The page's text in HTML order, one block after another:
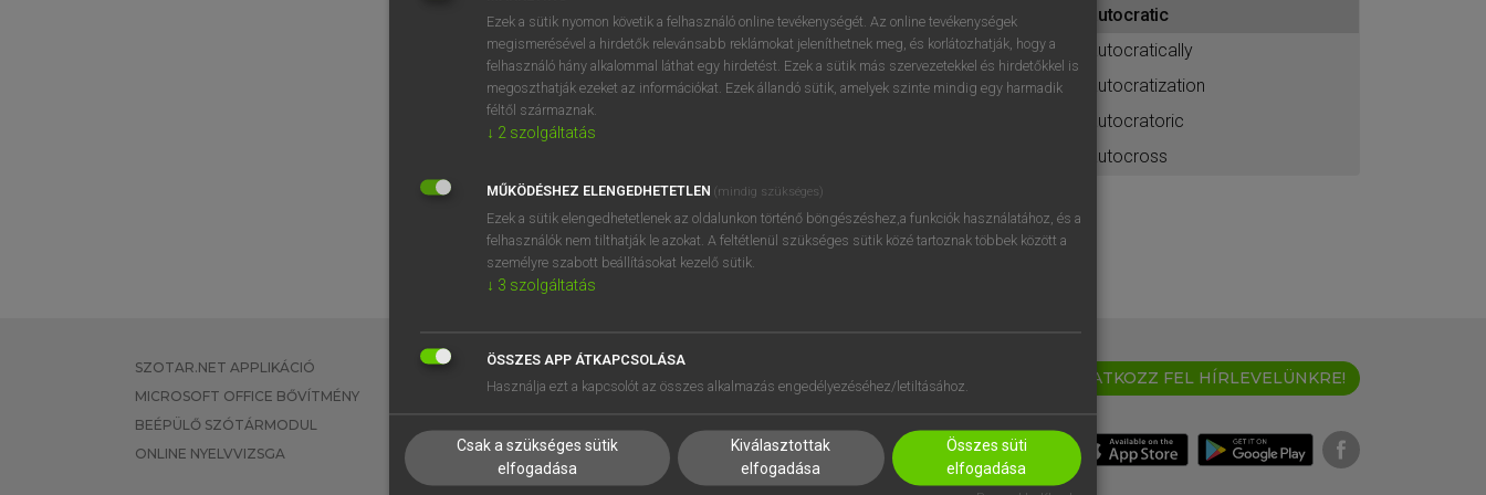
BELÉPÉS
próbaverziójának elindításához
regisztrálok ésbelépek.
REGISZTRÁCIÓ
autocratic
autocratically
autocratization
autocratoric
autocross
SZOTAR.NET APPLIKÁCIÓ
MICROSOFT OFFICE BŐVÍTMÉNY
BEÉPÜLŐ SZÓTÁRMODUL
ONLINE NYELVVIZSGA
EGYÉNI FELHASZNÁLÓKNAK
TANULÓKNAK
VÁLLALATI MEGOLDÁSOK
SÚGÓ
RÓLUNK
SÜTI BEÁLLÍTÁSOK
IRATKOZZ FEL HÍRLEVELÜNKRE!
Ezek a sütik nyomon követik a felhasználó online tevékenységét. Az online tevékenységek
megismerésével a hirdetők relevánsabb reklámokat jeleníthetnek meg, és korlátozhatják, hogy a
felhasználó hány alkalommal láthat egy hirdetést. Ezek a sütik más szervezetekkel és hirdetőkkel is
megoszthatják ezeket az információkat. Ezek állandó sütik, amelyek szinte mindig egy harmadik
féltől származnak.
↓ 2 szolgáltatás
MŰKÖDÉSHEZ ELENGEDHETETLEN (mindig szükséges)
Ezek a sütik elengedhetetlenek az oldalunkon történő böngészéshez,a funkciók használatához, és a
felhasználók nem tilthatják le azokat. A feltétlenül szükséges sütik közé tartoznak többek között a
személyre szabott beállításokat kezelő sütik.
↓ 3 szolgáltatás
ÖSSZES APP ÁTKAPCSOLÁSA
Használja ezt a kapcsolót az összes alkalmazás engedélyezéséhez/letiltásához.
Csak a szükséges sütik
elfogadása
Kiválasztottak
elfogadása
Összes süti
elfogadása